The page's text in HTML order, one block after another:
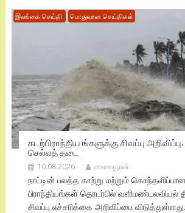
இலங்கை செய்தி. பொதுவான செய்திகள்
கடற்பிராந்திய ங்களுக்கு சிவப்பு
செல்லத் தடை
10.08.2026 மாவையூரன்
நாட்டின் பலத்த காற்று மற்றும்
பிராந்தியங்கள் தொடர்பில்
சிவப்பு எச்சரிக்கை அறிவிப்பை